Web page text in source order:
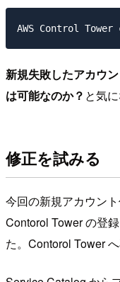
新規失敗したアカウ
は可能なのか？ と気
修正を試みる
今回の新規アカウン
Contorol Tower の登
た。Contorol Tower